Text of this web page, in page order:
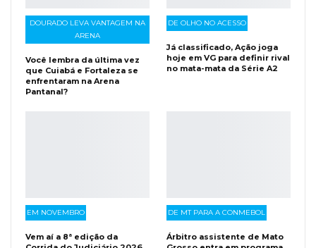
DOURADO LEVA VANTAGEM NA
ARENA
Você lembra da última vez
que Cuiabá e Fortaleza se
enfrentaram na Arena
Pantanal?
DE OLHO NO ACESSO
Já classificado, Ação joga
hoje em VG para definir rival
no mata-mata da Série A2
EM NOVEMBRO
Vem aí a 8ª edição da
DE MT PARA A CONMEBOL
Árbitro assistente de Mato